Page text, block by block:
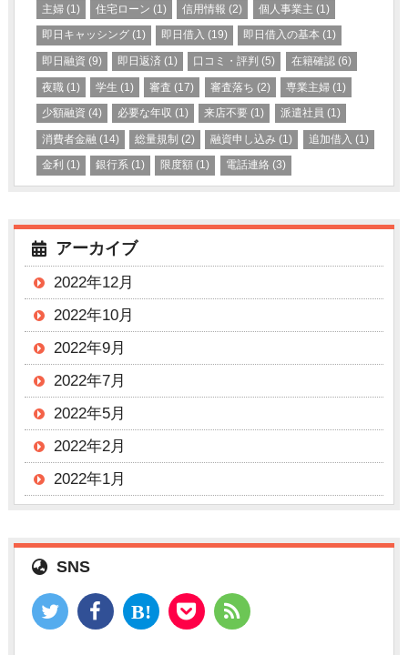
主婦 (1) 住宅ローン (1) 信用情報 (2) 個人事業主 (1)
即日キャッシング (1) 即日借入 (19) 即日借入の基本 (1)
即日融資 (9) 即日返済 (1) 口コミ・評判 (5) 在籍確認(6)
夜職 (1) 学生 (1) 審査 (17) 審査落ち (2) 専業主婦(1)
少額融資 (4) 必要な年収 (1) 来店不要 (1) 派遣社員 (1)
消費者金融 (14) 総量規制 (2) 融資申し込み (1) 追加借入 (1)
金利 (1) 銀行系 (1) 限度額 (1) 電話連絡(3)
アーカイブ
2022年12月
2022年10月
2022年9月
2022年7月
2022年5月
2022年2月
2022年1月
SNS